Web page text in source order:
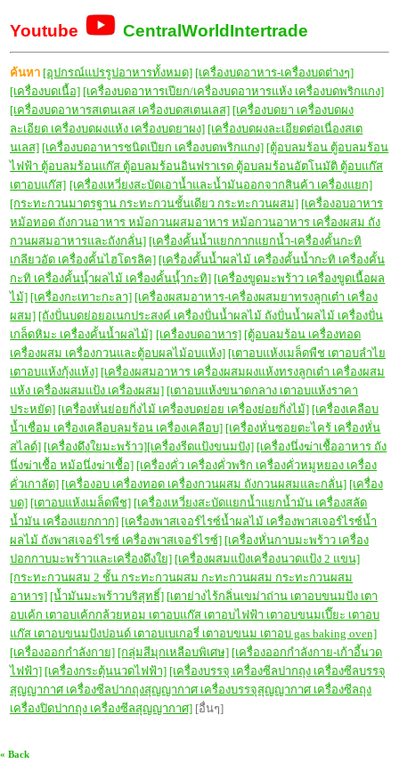
Youtube CentralWorldIntertrade
ค้นหา [อุปกรณ์แปรรูปอาหารทั้งหมด] [เครื่องบดอาหาร-เครื่องบดต่างๆ]
[เครื่องบดเนื้อ] [เครื่องบดอาหารเปียก/เครื่องบดอาหารแห้ง เครื่องบดพริกแกง]
[เครื่องบดอาหารสเตนเลส เครื่องบดสเตนเลส] [เครื่องบดยา เครื่องบดผง
ละเอียด เครื่องบดผงแห้ง เครื่องบดยาผง] [เครื่องบดผงละเอียดต่อเนื่องสเต
นเลส] [เครื่องบดอาหารชนิดเปียก เครื่องบดพริกแกง] [ตู้อบลมร้อน ตู้อบลมร้อน
ไฟฟ้า ตู้อบลมร้อนแก๊ส ตู้อบลมร้อนอินฟราเรด ตู้อบลมร้อนอัตโนมัติ ตู้อบแก๊ส
เตาอบแก๊ส] [เครื่องเหวี่ยงสะบัดเอาน้ำและน้ำมันออกจากสินค้า เครื่องแยก]
[กระทะกวนมาตรฐาน กระทะกวนชั้นเดียว กระทะกวนผสม] [เครื่องอบอาหาร
หม้อทอด ถังกวนอาหาร หม้อกวนผสมอาหาร หม้อกวนอาหาร เครื่องผสม ถัง
กวนผสมอาหารและถังกลั่น] [เครื่องคั้นน้ำแยกกากแยกน้ำ-เครื่องคั้นกะทิ
เกลียวอัด เครื่องคั้นไฮโดรลิค] [เครื่องคั้นน้ำผลไม้ เครื่องคั้นน้ำกะทิ เครื่องคั้น
กะทิ เครื่องคั้นนฺ้ำผลไม้ เครื่องคั้นนฺ้ำกะทิ] [เครื่องขูดมะพร้าว เครื่องขูดเนื้อผล
ไม้] [เครื่องกะเทาะกะลา] [เครื่องผสมอาหาร-เครื่องผสมยาทรงลูกเต๋า เครื่อง
ผสม] [ถังปั่นบดย่อยอเนกประสงค์ เครื่องปั่นน้ำผลไม้ ถังปั่นน้ำผลไม้ เครื่องปั่น
เกล็ดหิมะ เครื่องคั้นน้ำผลไม้] [เครื่องบดอาหาร] [ตู้อบลมร้อน เครื่องทอด
เครื่องผสม เครื่องกวนและตู้อบผลไม้อบแห้ง] [เตาอบแห้งเมล็ดพืช เตาอบลำไย
เตาอบแห้งกุ้งแห้ง] [เครื่องผสมอาหาร เครื่องผสมผงแห้งทรงลูกเต๋า เครื่องผสม
แห้ง เครื่องผสมแป้ง เครื่องผสม] [เตาอบแห้งขนาดกลาง เตาอบแห้งราคา
ประหยัด] [เครื่องหั่นย่อยกิ่งไม้ เครื่องบดย่อย เครื่องย่อยกิ่งไม้] [เครื่องเคลือบ
น้ำเชื่อม เครื่องเคลือบลมร้อน เครื่องเคลือบ] [เครื่องหั่นซอยตะไคร้ เครื่องหั่น
สไลด์] [เครื่องดึงใยมะพร้าว][เครื่องรีดแป้งขนมปัง] [เครื่องนึ่งฆ่าเชื้ออาหาร ถัง
นึ่งฆ่าเชื้อ หม้อนึ่งฆ่าเชื้อ] [เครื่องคั่ว เครื่องคั่วพริก เครื่องคั่วหมูหยอง เครื่อง
คั่วเกาลัด] [เครื่องอบ เครื่องทอด เครื่องกวนผสม ถังกวนผสมและกลั่น] [เครื่อง
บด] [เตาอบแห้งเมล็ดพืช] [เครื่องเหวี่ยงสะบัดแยกน้ำแยกน้ำมัน เครื่องสลัด
น้ำมัน เครื่องแยกกาก] [เครื่องพาสเจอร์ไรซ์น้ำผลไม้ เครื่องพาสเจอร์ไรซ์น้ำ
ผลไม้ ถังพาสเจอร์ไรซ์ เครื่องพาสเจอร์ไรซ์] [เครื่องหั่นกาบมะพร้าว เครื่อง
ปอกกาบมะพร้าวและเครื่องดึงใย] [เครื่องผสมแป้งเครื่องนวดแป้ง 2 แขน]
[กระทะกวนผสม 2 ชั้น กระทะกวนผสม กะทะกวนผสม กระทะกวนผสม
อาหาร] [น้ำมันมะพร้าวบริสุทธิ์] [เตาย่างไร้กลิ่นเขม่าถ่าน เตาอบขนมปัง เตา
อบเค้ก เตาอบเค้กกล้วยหอม เตาอบแก๊ส เตาอบไฟฟ้า เตาอบขนมเปี๊ยะ เตาอบ
แก๊ส เตาอบขนมปังปอนด์ เตาอบเบเกอรี่ เตาอบขนม เตาอบ gas baking oven]
[เครื่องออกกำลังกาย] [กลุ่มสีมุกเหลือบพิเศษ] [เครื่องออกกำลังกาย-เก้าอี้นวด
ไฟฟ้า] [เครื่องกระตุ้นนวดไฟฟ้า] [เครื่องบรรจุ เครื่องซีลปากถุง เครื่องซีลบรรจุ
สุญญากาศ เครื่องซีลปากถุงสุญญากาศ เครื่องบรรจุสุญญากาศ เครื่องซีลถุง
เครื่องปิดปากถุง เครื่องซีลสุญญากาศ] [อื่นๆ]
« Back